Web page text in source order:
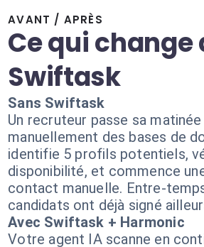
AVANT / APRÈS
Ce qui change
Swiftask
Sans Swiftask
Un recruteur passe sa
manuellement des bases de
identifie 5 profils potentiels,
disponibilité, et commence
contact manuelle. Entre-
candidats ont déjà signé
Avec Swiftask + Harmonic
Votre agent IA scanne en